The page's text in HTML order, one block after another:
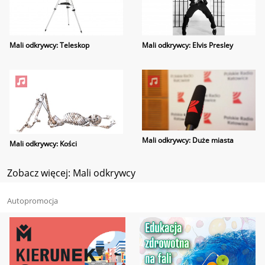
Mali odkrywcy: Teleskop Mali odkrywcy: Elvis Presley
Mali odkrywcy: Kości Mali odkrywcy: Duże miasta
Zobacz więcej: Mali odkrywcy
Autopromocja